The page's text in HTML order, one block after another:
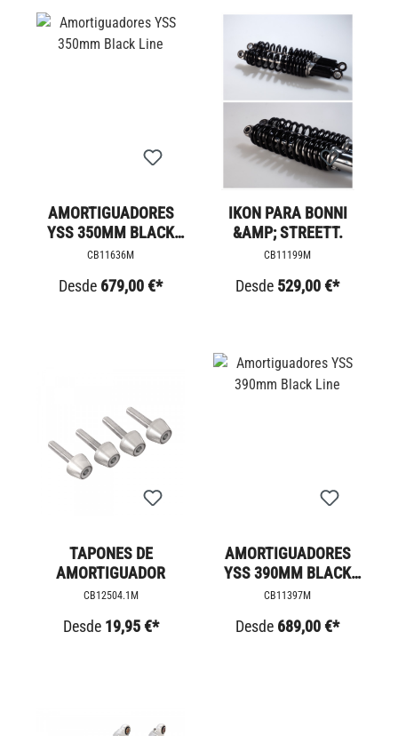
AMORTIGUADORES
YSS 350MM BLACK
LINE
CB11636M
Desde 679,00 €*
IKON PARA BONNI
&AMP; STREETT.
CB11199M
Desde 529,00 €*
TAPONES DE
AMORTIGUADOR
CB12504.1M
Desde 19,95 €*
AMORTIGUADORES
YSS 390MM BLACK
LINE
CB11397M
Desde 689,00 €*